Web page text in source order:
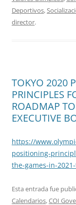
Deportivos,
director.
TOKYO 2020
PRINCIPLES
ROADMAP
EXECUTIVE
https://
positioning-
the-games-in-
Esta entrada fue
Calendarios,COI